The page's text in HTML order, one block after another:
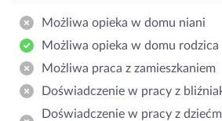
Możliwa opieka w domu niani
Możliwa opieka w domu rodzica
Możliwa praca z zamieszkaniem
Doświadczenie w pracy z
Doświadczenie w pracy z